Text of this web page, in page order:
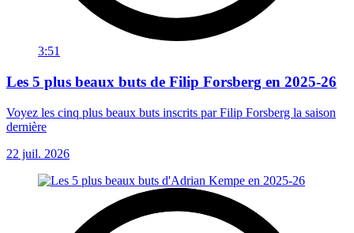
3:51
Les 5 plus beaux buts de Filip Forsberg en 2025-26
Voyez les cinq plus beaux buts inscrits par Filip Forsberg la saison
dernière
22 juil. 2026